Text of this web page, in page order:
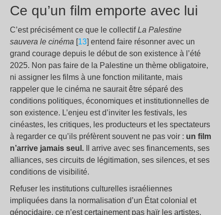
Ce qu’un film emporte avec lui
C’est précisément ce que le collectifLa Palestine
sauvera le cinéma [13] entend faire résonner avec un
grand courage depuis le début de son existence à l’été
2025. Non pas faire de la Palestine un thème obligatoire,
ni assigner les films à une fonction militante, mais
rappeler que le cinéma ne saurait être séparé des
conditions politiques, économiques et institutionnelles de
son existence. L’enjeu est d’inviter les festivals, les
cinéastes, les critiques, les producteurs et les spectateurs
à regarder ce qu’ils préfèrent souvent ne pas voir : un film
n’arrive jamais seul. Il arrive avec ses financements, ses
alliances, ses circuits de légitimation, ses silences, et ses
conditions de visibilité.
Refuser les institutions culturelles israéliennes
impliquées dans la normalisation d’un État colonial et
génocidaire, ce n’est certainement pas haïr les artistes.